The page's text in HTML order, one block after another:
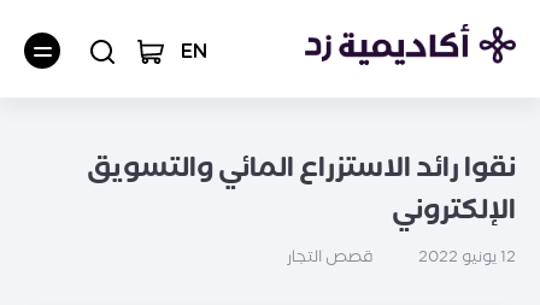
EN
نقوا رائد الاستزراع المائي والتسويق
الإلكتروني
قصص التجار